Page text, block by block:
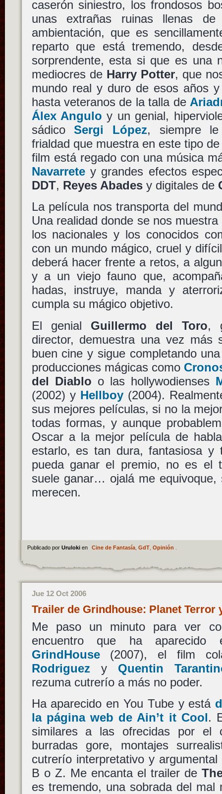
caserón siniestro, los frondosos
unas extrañas ruinas llenas
ambientación, que es
reparto que está tremendo,
sorprendente, esta si que es una
mediocres de Harry Potter, que
mundo real y duro de esos años
hasta veteranos de la talla de
Álex Angulo y un genial,
sádicoSergi López, siempre le
frialdad que muestra en este tipo
film está regado con una música
Navarretey grandes efectos
DDT, Reyes Abadesy digitales de
La película nos transporta del
Una realidad donde se nos
los nacionales y los conocidos
con un mundo mágico, cruel y
deberá hacer frente a retos, a
y a un viejo fauno que,
hadas, instruye, manda y
cumpla su mágico objetivo.
El genial Guillermo del Toro,
director, demuestra una vez más
buen cine y sigue completando
producciones mágicas como
del Diablo o las hollywodienses
(2002) y Hellboy(2004).
sus mejores películas, si no la
todas formas, y aunque
Oscar a la mejor película de
estarlo, es tan dura, fantasiosa y
pueda ganar el premio, no es el
suele ganar… ojalá me
merecen.
Publicado por Uruloki en Cine de Fantasía, GdT, Opinión
Jue 12 Oct 2006
Trailer de Grindhouse: Planet Terror
Me paso un minuto para ver
encuentro que ha
GrindHouse(2007), el film
Rodriguezy Quentin
rezuma cutrerío a más no poder.
Ha aparecido en You Tube y está
la página web de Ain’t it Cool.
similares a las ofrecidas por
burradas gore, montajes
cutrerío interpretativo y
B o Z. Me encanta el trailer de
es tremendo, una sobrada del mal